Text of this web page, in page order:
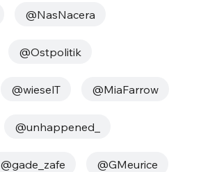
@NasNacera
@Ostpolitik
@wieselT @MiaFarrow
@unhappened_
@gade_zafe @GMeurice